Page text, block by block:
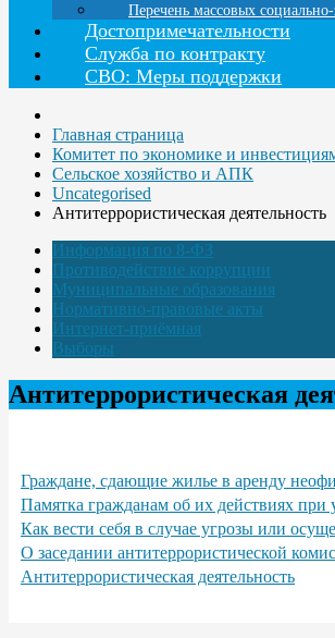
Перечень массовых
Достопримечательности
Служба по контракту
СВО: Меры поддержки
Главная страница
Комитет по экономике и
Сельское хозяйство и АПК
Uncategorised
Антитеррористическая деятельность
Информация по 8-ФЗ
Противодействие коррупции
Муниципальные образования
Нормативно-правовые акты
Интернет-приёмная
Выборы
Антитеррористическая
Граждане, сдающие жилье в аренду
Памятка гражданам об их действиях при
Как вести себя в случае угрозы или
О заседании антитеррористической
Антитеррористическая деятельность